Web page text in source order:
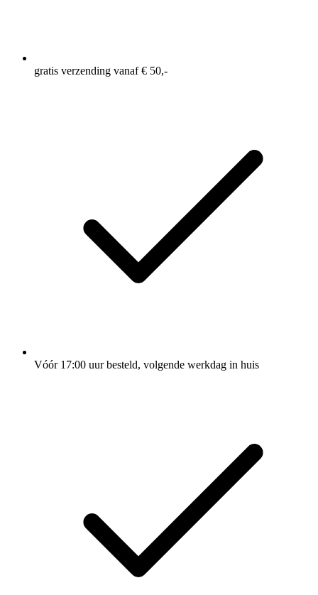
gratis verzending vanaf € 50,-
Vóór 17:00 uur besteld, volgende werkdag in huis